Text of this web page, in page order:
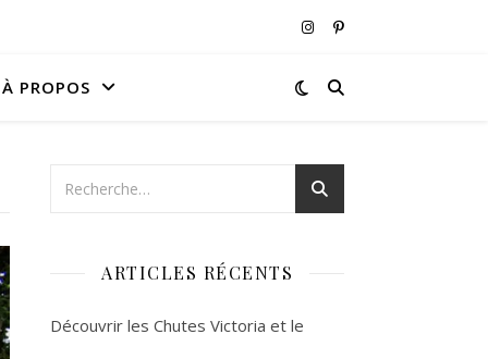
À PROPOS
ARTICLES RÉCENTS
Découvrir les Chutes Victoria et le